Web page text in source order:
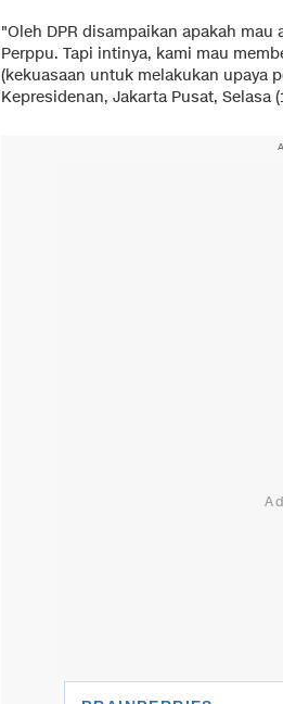
"Oleh DPR disampaikan apakah
Perppu. Tapi intinya, kami mau
(kekuasaan untuk melakukan upaya
Kepresidenan, Jakarta Pusat, Selasa